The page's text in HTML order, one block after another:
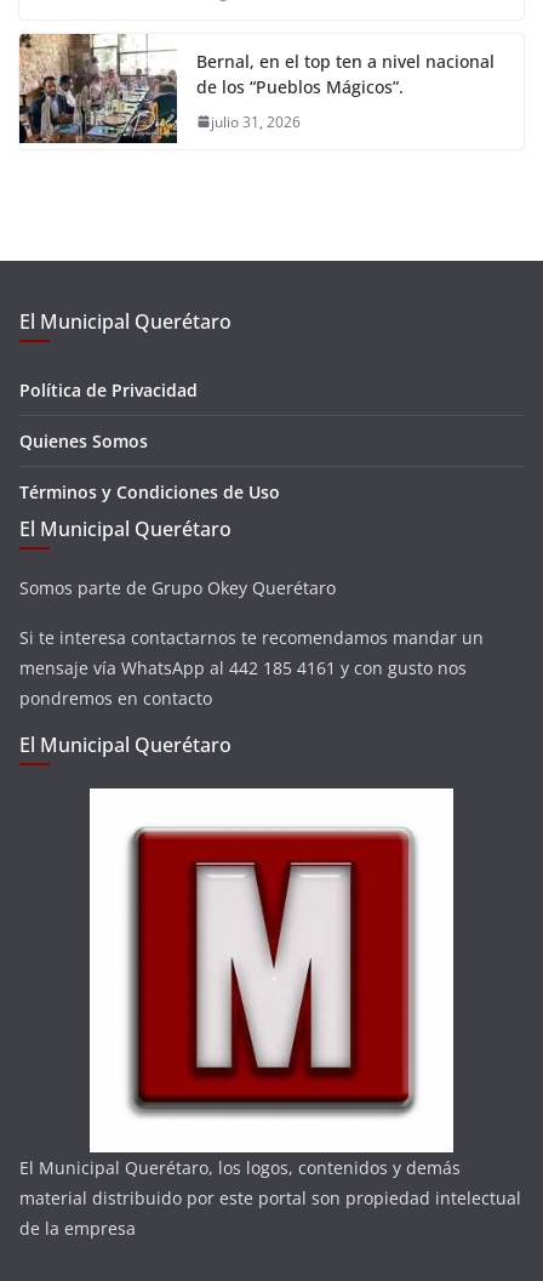
Bernal, en el top ten a nivel nacional
de los “Pueblos Mágicos”.
julio 31, 2026
El Municipal Querétaro
Política de Privacidad
Quienes Somos
Términos y Condiciones de Uso
El Municipal Querétaro
Somos parte de Grupo Okey Querétaro
Si te interesa contactarnos te recomendamos mandar un
mensaje vía WhatsApp al 442 185 4161 y con gusto nos
pondremos en contacto
El Municipal Querétaro
El Municipal Querétaro, los logos, contenidos y demás
material distribuido por este portal son propiedad intelectual
de la empresa